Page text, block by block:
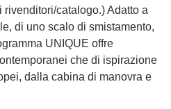
catalogo.) Adatto a
di uno scalo di smistamento,
UNIQUE offre
che di ispirazione
dalla cabina di manovra e